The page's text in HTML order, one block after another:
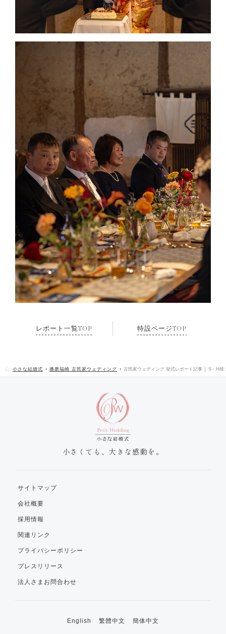
レポート一覧TOP 特設ページTOP
小さな結婚式 播磨福崎 古民家ウェディング 古民家ウェディング 挙式レポート記事 │ S・H様
小さくても、大きな感動を。
サイトマップ
会社概要
採用情報
関連リンク
プライバシーポリシー
プレスリリース
法人さまお問合わせ
English 繁體中文 簡体中文